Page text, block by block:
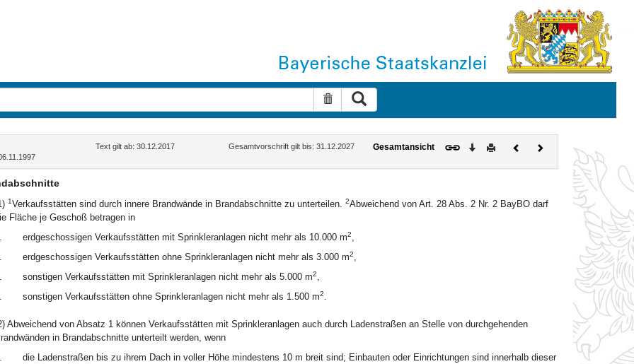
Suche zurücksetzen
Text gilt ab: 30.12.2017
Gesamtvorschrift gilt bis: 31.12.2027
Gesamtansicht Download
DruckenVorherigesNächstes
Dokument
1Verkaufsstätten sind durch innere Brandwände in Brandabschnitte zu unterteilen. 2Abweichend von Art. 28 Abs. 2 Nr. 2 BayBO darf
Fläche je Geschoß betragen in
erdgeschossigen Verkaufsstätten mit Sprinkleranlagen nicht mehr als 10.000 m2,
erdgeschossigen Verkaufsstätten ohne Sprinkleranlagen nicht mehr als 3.000 m2,
sonstigen Verkaufsstätten mit Sprinkleranlagen nicht mehr als 5.000 m2,
sonstigen Verkaufsstätten ohne Sprinkleranlagen nicht mehr als 1.500 m2.
Abweichend von Absatz 1 können Verkaufsstätten mit Sprinkleranlagen auch durch Ladenstraßen an Stelle von durchgehenden
in Brandabschnitte unterteilt werden, wenn
die Ladenstraßen bis zu ihrem Dach in voller Höhe mindestens 10 m breit sind; Einbauten oder Einrichtungen sind innerhalb dieser